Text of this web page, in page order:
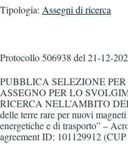
Tipologia: Assegni di ricerca
Protocollo 506938 del 21-12-
PUBBLICA SELEZIONE
ASSEGNO PER LO
RICERCA NELL’AMBITO
delle terre rare per nuovi
energetiche e di trasporto” –
agreement ID: 101129912